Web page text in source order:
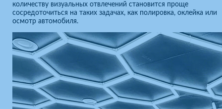
количеству визуальных отвлечений становится проще
сосредоточиться на таких задачах, как полировка, оклейка или
осмотр автомобиля.